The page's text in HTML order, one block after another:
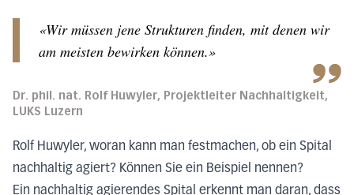
«Wir müssen jene Strukturen finden, mit denen wir
am meisten bewirken können.»
Dr. phil. nat. Rolf Huwyler, Projektleiter Nachhaltigkeit,
LUKS Luzern
Rolf Huwyler, woran kann man festmachen, ob ein Spital
nachhaltig agiert? Können Sie ein Beispiel nennen?
Ein nachhaltig agierendes Spital erkennt man daran, dass